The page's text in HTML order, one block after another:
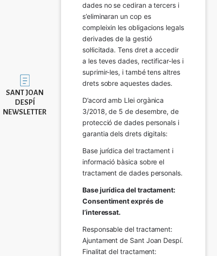
Imatge
SANT JOAN
DESPÍ
NEWSLETTER
dades no se cediran a tercers i
s’eliminaran un cop es
compleixin les obligacions legals
derivades de la gestió
sol·licitada. Tens dret a accedir
a les teves dades, rectificar-les i
suprimir-les, i també tens altres
drets sobre aquestes dades.
D’acord amb Llei orgànica
3/2018, de 5 de desembre, de
protecció de dades personals i
garantia dels drets digitals:
Base jurídica del tractament i
informació bàsica sobre el
tractament de dades personals.
Base jurídica del tractament:
Consentiment exprés de
l’interessat.
Responsable del tractament:
Ajuntament de Sant Joan Despí.
Finalitat del tractament: